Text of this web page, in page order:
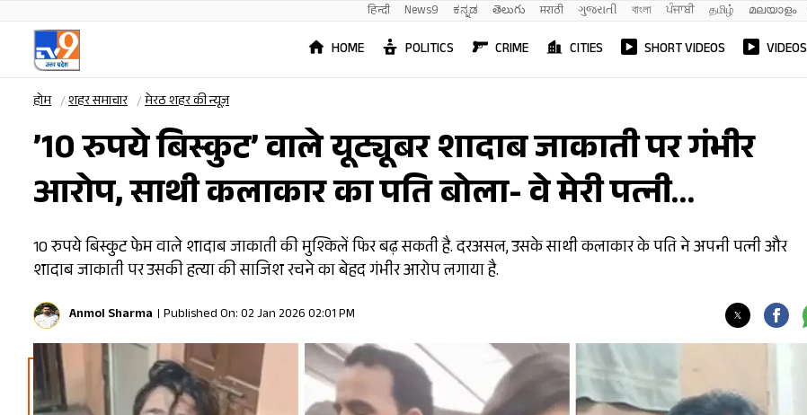
हिन्दी News9 ಕನ್ನಡ తెలుగు मराठी ગુજરાતી বাংলা ਪੰਜਾਬੀ தமிழ் മലയാളം
HOME POLITICS CRIME CITIES SHORT VIDEOS VIDEOS
होम शहर समाचार मेरठ शहर की न्यूज़
’10 रुपये बिस्कुट’ वाले यूट्यूबर शादाब जाकाती पर गंभीर
आरोप, साथी कलाकार का पति बोला- वे मेरी पत्नी…
10 रुपये बिस्कुट फेम वाले शादाब जाकाती की मुश्किलें फिर बढ़ सकती है. दरअसल, उसके साथी कलाकार के पति ने अपनी पत्नी और
शादाब जाकाती पर उसकी हत्या की साजिश रचने का बेहद गंभीर आरोप लगाया है.
Anmol Sharma Published On: 02 Jan 2026 02:01 PM